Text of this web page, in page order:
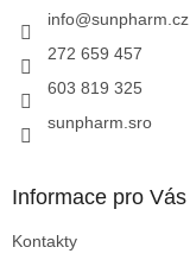
info@sunpharm.cz
272 659 457
603 819 325
sunpharm.sro
Informace pro Vás
Kontakty